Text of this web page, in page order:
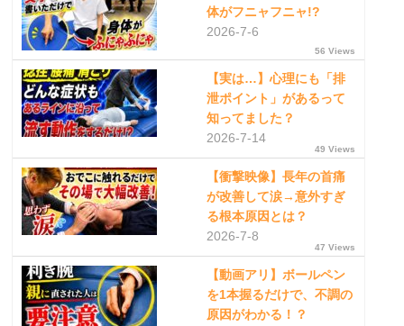
体がフニャフニャ!?
2026-7-6
56 Views
【実は…】心理にも「排
泄ポイント」があるって
知ってました？
2026-7-14
49 Views
【衝撃映像】長年の首痛
が改善して涙→意外すぎ
る根本原因とは？
2026-7-8
47 Views
【動画アリ】ボールペン
を1本握るだけで、不調の
原因がわかる！？